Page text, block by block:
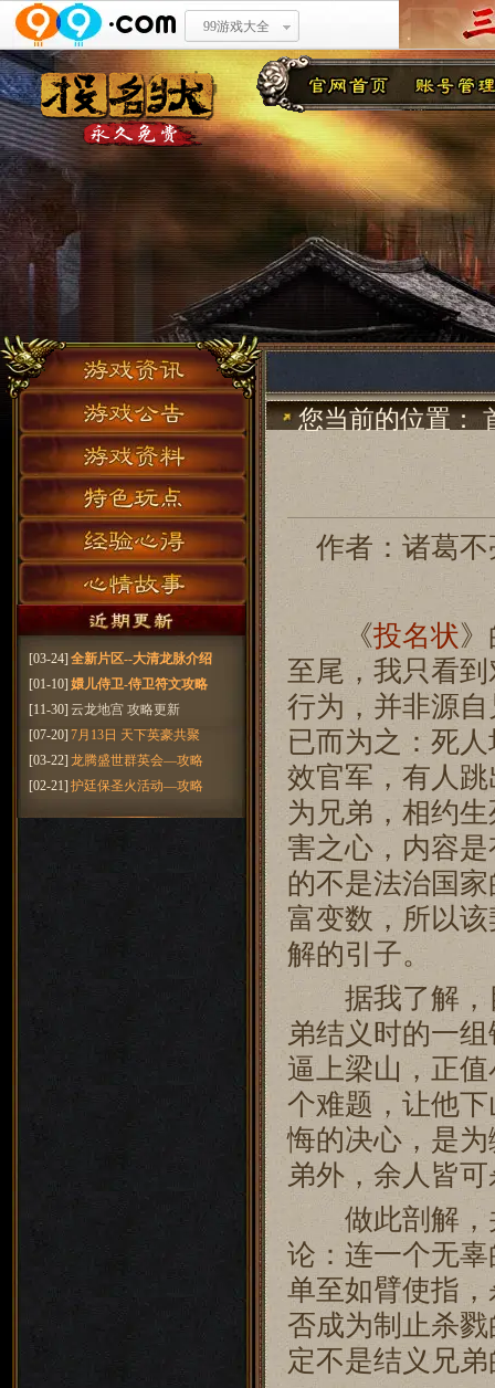
99游戏大全
[03-24] 全新片区--大清龙脉介绍
[01-10] 嬛儿侍卫-侍卫符文攻略
[11-30] 云龙地宫 攻略更新
[07-20] 7月13日 天下英豪共聚
[03-22] 龙腾盛世群英会—攻略
[02-21] 护廷保圣火活动—攻略
您当前的位置：
作者：诸葛
《投名状
至尾，我只看
行为，并非源
已而为之：死
效官军，有人
为兄弟，相约
害之心，内容
的不是法治国
富变数，所以
解的引子。
据我了解，
弟结义时的一
逼上梁山，正
个难题，让他
悔的决心，是
弟外，余人皆
做此剖解，
论：连一个无
单至如臂使指
否成为制止杀
定不是结义兄